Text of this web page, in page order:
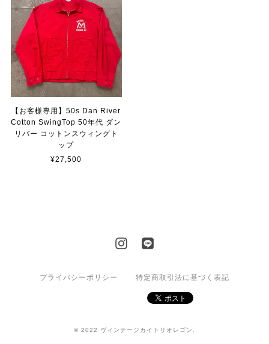
【お客様専用】50s Dan River
Cotton SwingTop 50年代 ダン
リバー コットンスウィングト
ップ
¥27,500
プライバシーポリシー 特定商取引法に基づく表記
© 2022 ヴィンテージカイトリオレゴン.